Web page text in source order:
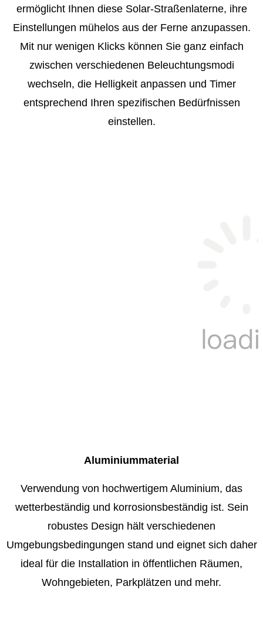
ermöglicht Ihnen diese Solar-Straßenlaterne, ihre
Einstellungen mühelos aus der Ferne anzupassen.
Mit nur wenigen Klicks können Sie ganz einfach
zwischen verschiedenen Beleuchtungsmodi
wechseln, die Helligkeit anpassen und Timer
entsprechend Ihren spezifischen Bedürfnissen
einstellen.
Aluminiummaterial
Verwendung von hochwertigem Aluminium, das
wetterbeständig und korrosionsbeständig ist. Sein
robustes Design hält verschiedenen
Umgebungsbedingungen stand und eignet sich daher
ideal für die Installation in öffentlichen Räumen,
Wohngebieten, Parkplätzen und mehr.